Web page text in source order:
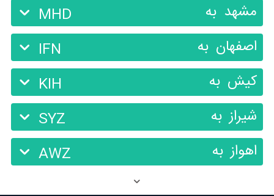
مشهد به
MHD
اصفهان به
IFN
کیش به
KIH
شیراز به
SYZ
اهواز به AWZ